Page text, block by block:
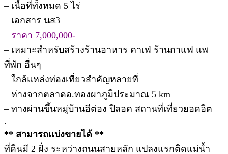
– เนื้อที่ทั้งหมด 5 ไร่
– เอกสาร นส3
– ราคา 7,000,000-
– เหมาะสำหรับสร้างร้านอาหาร คาเฟ่ ร้านกาแฟ แพ
ที่พัก อื่นๆ
– ใกล้แหล่งท่องเที่ยวสำคัญหลายที่
– ห่างจากตลาดอ.ทองผาภูมิประมาณ 5 km
– ทางผ่านขึ้นหมู่บ้านอีต่อง ปิลอค สถานที่เที่ยวยอดฮิต
.
** สามารถแบ่งขายได้ **
ที่ดินมี 2 ฝั่ง ระหว่างถนนสายหลัก แปลงแรกติดแม่น้ำ